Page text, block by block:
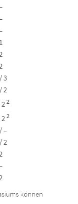
1
3
2
2
2
–
2
können